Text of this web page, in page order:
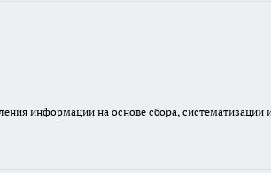
информации на основе сбора, систематизации